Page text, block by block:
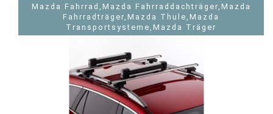
Mazda Fahrrad,Mazda Fahrraddachträger,Mazda
Fahrradträger,Mazda Thule,Mazda
Transportsysteme,Mazda Träger